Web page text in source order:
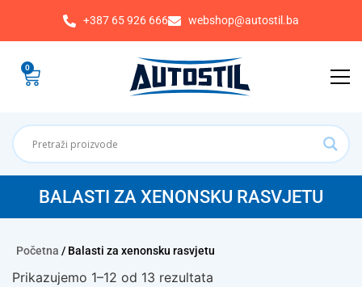
+387 65 926 666 webshop@autostil.ba
0
BALASTI ZA XENONSKU RASVJETU
Početna / Balasti za xenonsku rasvjetu
Prikazujemo 1–12 od 13 rezultata